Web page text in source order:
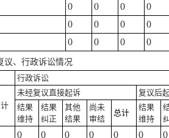
0 0 0 0
0 0 0 0
0 0 0 0
议、行政诉讼情况
行政诉讼
未经复议直接起诉
复议后
结果
维持
结果
纠正
其他
结果
尚未
审结
总计
结果
维持
0 0 0 0 0 0 0